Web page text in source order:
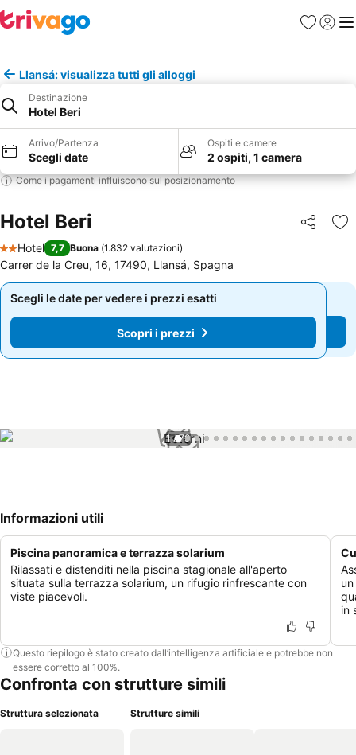
PreferitiAccedi
Llansá: visualizza tutti gli alloggi
Destinazione
Hotel Beri
Arrivo/Partenza
Scegli date
Ospiti e camere
2 ospiti, 1 camera
Come i pagamenti influiscono sul posizionamento
Hotel Beri Condividi
2 Stelle
Hotel 7,7 Buona (1.832 valutazioni)
Carrer de la Creu, 16, 17490, Llansá, Spagna
Scegli le date per vedere i prezzi esatti
Scopri i prezzi
Scegli le date per vedere i prezzi esatti
Scopri i prezzi
1 / 70
Informazioni utili
Piscina panoramica e terrazza solarium
Rilassati e distenditi nella piscina stagionale all'aperto
situata sulla terrazza solarium, un rifugio rinfrescante con
viste piacevoli.
in
Questo riepilogo è stato creato dall’intelligenza artificiale e potrebbe non
essere corretto al 100%.
Confronta con strutture simili
Struttura selezionata Strutture simili